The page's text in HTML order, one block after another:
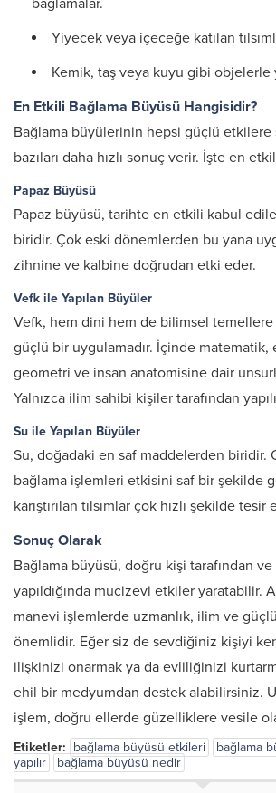
bağlamalar.
Yiyecek veya içeceğe katılan
Kemik, taş veya kuyu gibi objelerle
En Etkili Bağlama Büyüsü Hangisidir?
Bağlama büyülerinin hepsi güçlü etkilere
bazıları daha hızlı sonuç verir. İşte en
Papaz Büyüsü
Papaz büyüsü, tarihte en etkili kabul
biridir. Çok eski dönemlerden bu yana
zihnine ve kalbine doğrudan etki eder.
Vefk ile Yapılan Büyüler
Vefk, hem dini hem de bilimsel
güçlü bir uygulamadır. İçinde matematik,
geometri ve insan anatomisine dair
Yalnızca ilim sahibi kişiler tarafından
Su ile Yapılan Büyüler
Su, doğadaki en saf maddelerden biridir.
bağlama işlemleri etkisini saf bir şekilde
karıştırılan tılsımlar çok hızlı şekilde tesir
Sonuç Olarak
Bağlama büyüsü, doğru kişi tarafından
yapıldığında mucizevi etkiler yaratabilir.
manevi işlemlerde uzmanlık, ilim ve
önemlidir. Eğer siz de sevdiğiniz kişiyi
ilişkinizi onarmak ya da evliliğinizi
ehil bir medyumdan destek alabilirsiniz.
işlem, doğru ellerde güzelliklere vesile
Etiketler: bağlama büyüsü etkileri
bağlama
yapılır
bağlama büyüsü nedir